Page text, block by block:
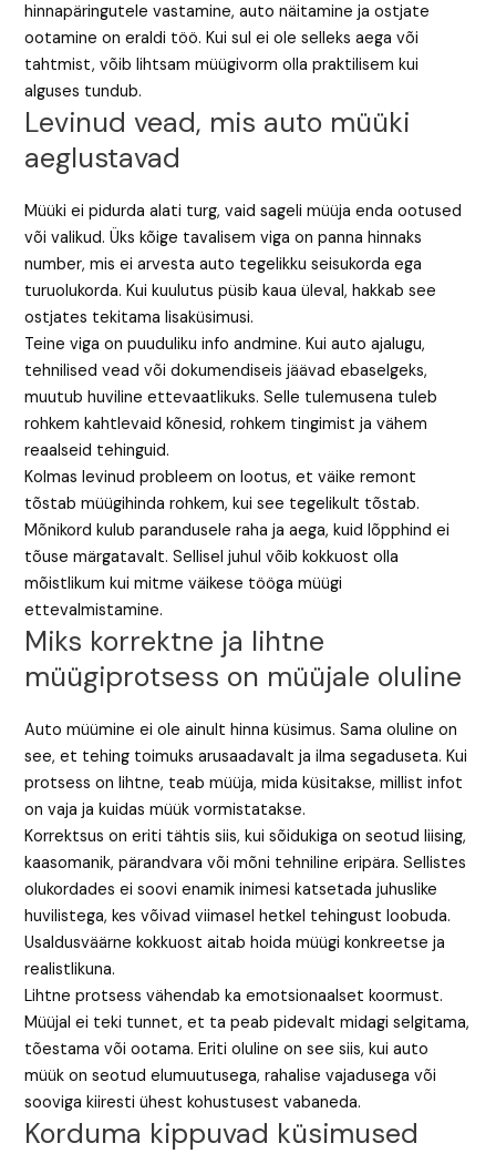
hinnapäringutele vastamine, auto näitamine ja ostjate
ootamine on eraldi töö. Kui sul ei ole selleks aega või
tahtmist, võib lihtsam müügivorm olla praktilisem kui
alguses tundub.
Levinud vead, mis auto müüki
aeglustavad
Müüki ei pidurda alati turg, vaid sageli müüja enda ootused
või valikud. Üks kõige tavalisem viga on panna hinnaks
number, mis ei arvesta auto tegelikku seisukorda ega
turuolukorda. Kui kuulutus püsib kaua üleval, hakkab see
ostjates tekitama lisaküsimusi.
Teine viga on puuduliku info andmine. Kui auto ajalugu,
tehnilised vead või dokumendiseis jäävad ebaselgeks,
muutub huviline ettevaatlikuks. Selle tulemusena tuleb
rohkem kahtlevaid kõnesid, rohkem tingimist ja vähem
reaalseid tehinguid.
Kolmas levinud probleem on lootus, et väike remont
tõstab müügihinda rohkem, kui see tegelikult tõstab.
Mõnikord kulub parandusele raha ja aega, kuid lõpphind ei
tõuse märgatavalt. Sellisel juhul võib kokkuost olla
mõistlikum kui mitme väikese tööga müügi
ettevalmistamine.
Miks korrektne ja lihtne
müügiprotsess on müüjale oluline
Auto müümine ei ole ainult hinna küsimus. Sama oluline on
see, et tehing toimuks arusaadavalt ja ilma segaduseta. Kui
protsess on lihtne, teab müüja, mida küsitakse, millist infot
on vaja ja kuidas müük vormistatakse.
Korrektsus on eriti tähtis siis, kui sõidukiga on seotud liising,
kaasomanik, pärandvara või mõni tehniline eripära. Sellistes
olukordades ei soovi enamik inimesi katsetada juhuslike
huvilistega, kes võivad viimasel hetkel tehingust loobuda.
Usaldusväärne kokkuost aitab hoida müügi konkreetse ja
realistlikuna.
Lihtne protsess vähendab ka emotsionaalset koormust.
Müüjal ei teki tunnet, et ta peab pidevalt midagi selgitama,
tõestama või ootama. Eriti oluline on see siis, kui auto
müük on seotud elumuutusega, rahalise vajadusega või
sooviga kiiresti ühest kohustusest vabaneda.
Korduma kippuvad küsimused